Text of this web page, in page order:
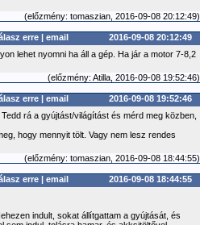
(előzmény: tomaszian, 2016-09-08 20:12:49)
erre | email
2016-09-08 20:12:49
lehet nyomni ha áll a gép. Ha jár a motor 7-8,2
(előzmény: Atilla, 2016-09-08 19:52:46)
erre | email
2016-09-08 19:52:46
rá a gyújtást/világítást és mérd meg közben,
hogy mennyit tölt. Vagy nem lesz rendes
(előzmény: tomaszian, 2016-09-08 18:44:55)
erre | email
2016-09-08 18:44:55
indult, sokat állítgattam a gyújtását, és